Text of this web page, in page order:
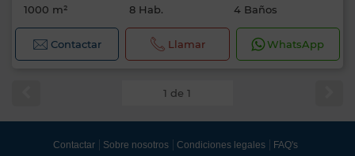
1000 m² 8 Hab. 4 Baños
Contactar Llamar WhatsApp
1 de 1
Contactar Sobre nosotros Condiciones legales FAQ's